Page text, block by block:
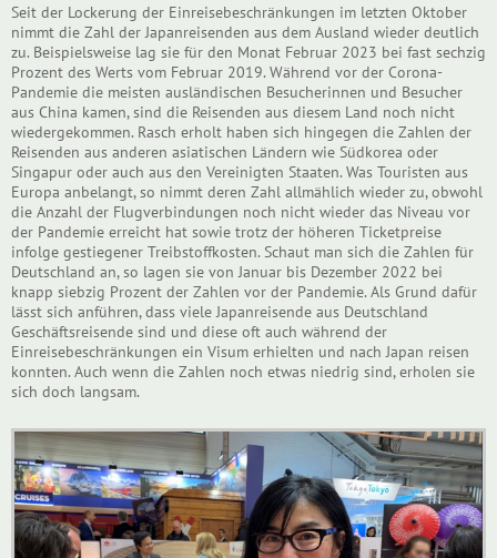
Seit der Lockerung der Einreisebeschränkungen im letzten Oktober
nimmt die Zahl der Japanreisenden aus dem Ausland wieder deutlich
zu. Beispielsweise lag sie für den Monat Februar 2023 bei fast sechzig
Prozent des Werts vom Februar 2019. Während vor der Corona-
Pandemie die meisten ausländischen Besucherinnen und Besucher
aus China kamen, sind die Reisenden aus diesem Land noch nicht
wiedergekommen. Rasch erholt haben sich hingegen die Zahlen der
Reisenden aus anderen asiatischen Ländern wie Südkorea oder
Singapur oder auch aus den Vereinigten Staaten. Was Touristen aus
Europa anbelangt, so nimmt deren Zahl allmählich wieder zu, obwohl
die Anzahl der Flugverbindungen noch nicht wieder das Niveau vor
der Pandemie erreicht hat sowie trotz der höheren Ticketpreise
infolge gestiegener Treibstoffkosten. Schaut man sich die Zahlen für
Deutschland an, so lagen sie von Januar bis Dezember 2022 bei
knapp siebzig Prozent der Zahlen vor der Pandemie. Als Grund dafür
lässt sich anführen, dass viele Japanreisende aus Deutschland
Geschäftsreisende sind und diese oft auch während der
Einreisebeschränkungen ein Visum erhielten und nach Japan reisen
konnten. Auch wenn die Zahlen noch etwas niedrig sind, erholen sie
sich doch langsam.